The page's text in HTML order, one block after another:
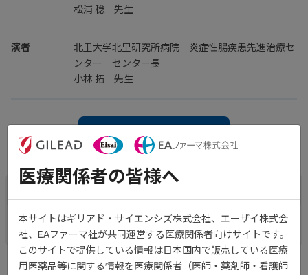
松浦 稔 先生
演者
北里大学北里研究所病院 炎症性腸疾患先進治療セ
ンター センター長
小林 拓 先生
add 視聴予約する
iCalendar Google
医療関係者の皆様へ
本サイトはギリアド・サイエンシズ株式会社、エーザイ株式会
社、EAファーマ社が共同運営する医療関係者向けサイトです。
このサイトで提供している情報は日本国内で販売している医療
用医薬品等に関する情報を医療関係者（医師・薬剤師・看護師